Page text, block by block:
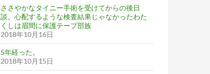
ささやかなタイニー手術を受けてからの後日
談。心配するような検査結果じゃなかったわた
くしは眉間に保護テープ部族
2018年10月16日
5年経った。
2018年10月15日